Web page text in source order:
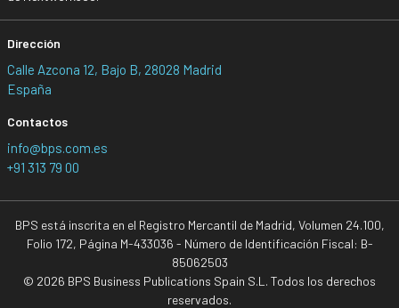
Dirección
Calle Azcona 12, Bajo B, 28028 Madrid
España
Contactos
info@bps.com.es
+91 313 79 00
BPS está inscrita en el Registro Mercantil de Madrid, Volumen 24.100,
Folio 172, Página M-433036 - Número de Identificación Fiscal: B-
85062503
© 2026 BPS Business Publications Spain S.L. Todos los derechos
reservados.